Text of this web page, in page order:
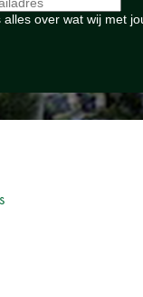
alles over wat wij met